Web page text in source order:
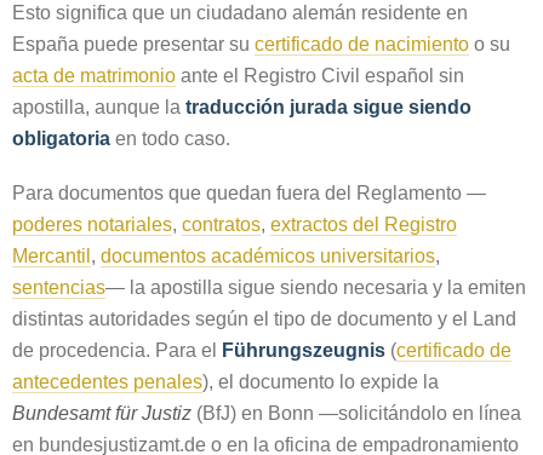
Esto significa que un ciudadano alemán residente en
España puede presentar su certificado de nacimiento o su
acta de matrimonio ante el Registro Civil español sin
apostilla, aunque la traducción jurada sigue siendo
obligatoria en todo caso.
Para documentos que quedan fuera del Reglamento —
poderes notariales, contratos, extractos del Registro
Mercantil , documentos académicos universitarios,
sentencias— la apostilla sigue siendo necesaria y la emiten
distintas autoridades según el tipo de documento y el Land
de procedencia. Para el
Führungszeugnis (certificado de
antecedentes penales), el documento lo expide la
Bundesamt für Justiz (BfJ) en Bonn —solicitándolo en línea
en bundesjustizamt.de o en la oficina de empadronamiento